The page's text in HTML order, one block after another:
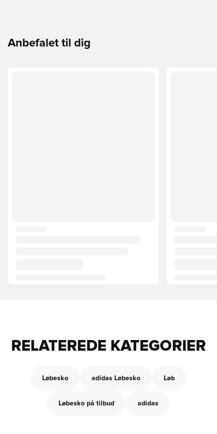
Anbefalet til dig
RELATEREDE KATEGORIER
Løbesko adidas Løbesko Løb
Løbesko på tilbud adidas